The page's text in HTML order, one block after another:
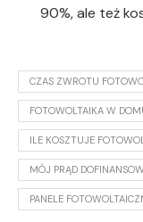
90%, ale też
CZAS ZWROTU
FOTOWOLTAIKA W
ILE KOSZTUJE
MÓJ PRĄD
PANELE